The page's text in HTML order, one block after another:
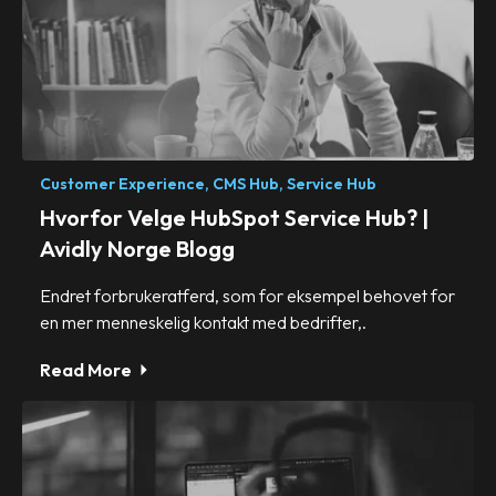
Customer Experience, CMS Hub, Service Hub
Hvorfor Velge HubSpot Service Hub? |
Avidly Norge Blogg
Endret forbrukeratferd, som for eksempel behovet for
en mer menneskelig kontakt med bedrifter,.
Read More